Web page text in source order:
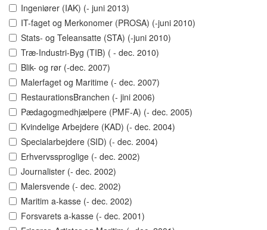
Ingeniører (IAK) (- juni 2013)
IT-faget og Merkonomer (PROSA) (-juni 2010)
Stats- og Teleansatte (STA) (-juni 2010)
Træ-Industri-Byg (TIB) ( - dec. 2010)
Blik- og rør (-dec. 2007)
Malerfaget og Maritime (- dec. 2007)
RestaurationsBranchen (- jini 2006)
Pædagogmedhjælpere (PMF-A) (- dec. 2005)
Kvindelige Arbejdere (KAD) (- dec. 2004)
Specialarbejdere (SID) (- dec. 2004)
Erhvervssproglige (- dec. 2002)
Journalister (- dec. 2002)
Malersvende (- dec. 2002)
Maritim a-kasse (- dec. 2002)
Forsvarets a-kasse (- dec. 2001)